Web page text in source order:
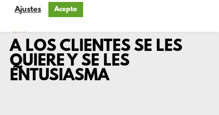
A LOS CLIENTES SE LES
QUIERE Y SE LES
ENTUSIASMA
Ajustes Acepto